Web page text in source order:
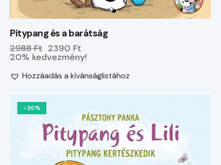
Pitypang és a barátság
2988 Ft 2390 Ft
20% kedvezmény!
Hozzáadás a kívánságlistához
-20%